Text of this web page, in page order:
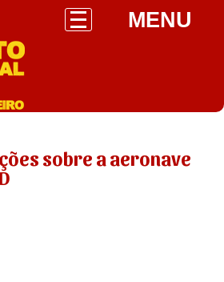
MENU
sobre a aeronave